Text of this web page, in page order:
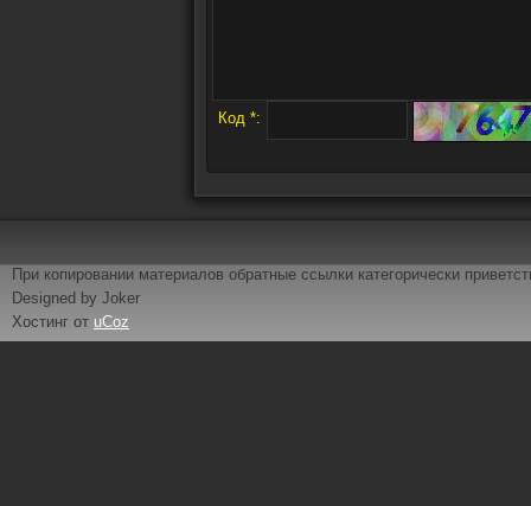
Код *:
При копировании материалов обратные ссылки категорически
Designed by Joker
Хостинг от uCoz